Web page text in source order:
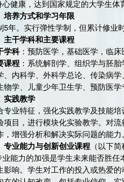
心健康，达到国家规定的大学生体
培养方式和学习年限
5年。实行弹性学制，但累计修业
主干学科和主要课程
学科：预防医学，基础医学，临床
课程 ：系统解剖学、组织学与胚
、内科学、外科学总论、传染病
物学、儿童少年卫生学、预防医学
实践教学
专业特征，强化实践教学及技能
项目，进行模块化实验教学。对
，增强分析和解决实际问题的能力。
专业能力与创新创业课程 （以下简
业能力的加强是学生未来能否胜
影响。学生对工作的投入或热爱